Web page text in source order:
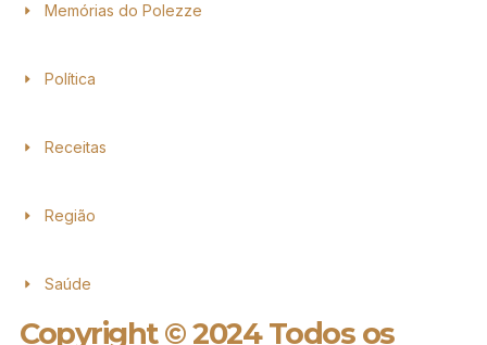
Memórias do Polezze
Política
Receitas
Região
Saúde
Copyright © 2024 Todos os